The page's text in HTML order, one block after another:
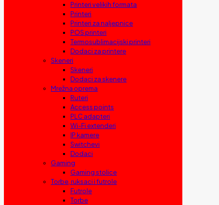
Printeri velikih formata
Printeri
Printeri za naljepnice
POS printeri
Termosublimacijski printeri
Dodaci za printere
Skeneri
Skeneri
Dodaci za skenere
Mrežna oprema
Ruteri
Access points
PLC adapteri
Wi-Fi extenderi
IP kamere
Switchevi
Dodaci
Gaming
Gaming stolice
Torbe, ruksaci i futrole
Futrole
Torbe